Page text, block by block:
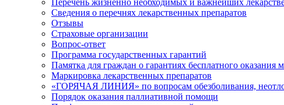
Сведения о перечнях лекарственных препаратов
Отзывы
Страховые организации
Вопрос-ответ
Программа государственных гарантий
Памятка для граждан о гарантиях бесплатного
Маркировка лекарственных препаратов
«ГОРЯЧАЯ ЛИНИЯ» по вопросам обезболивания,
Порядок оказания паллиативной помощи